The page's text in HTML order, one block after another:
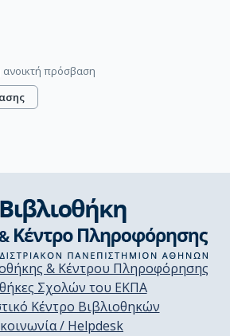
ανοικτή πρόσβαση
& Κέντρου Πληροφόρησης
Σχολών του ΕΚΠΑ
Κέντρο Βιβλιοθηκών
/ Helpdesk